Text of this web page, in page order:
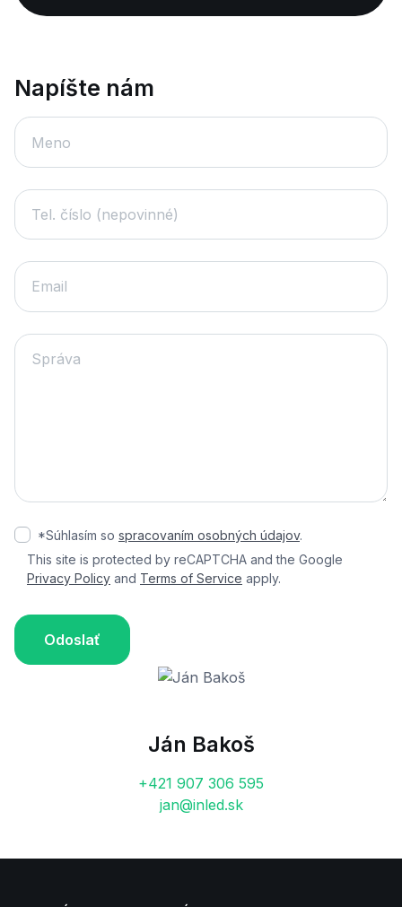
Napíšte nám
*Súhlasím so spracovaním osobných údajov.
This site is protected by reCAPTCHA and the Google
Privacy Policy and Terms of Service apply.
Odoslať
Ján Bakoš
+421 907 306 595
jan@inled.sk